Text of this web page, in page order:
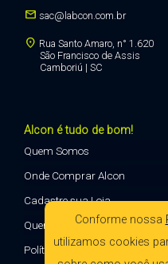
Conforme nossa
utilizamos cookies
mail sac@labcon.com.br
location_on Rua Santo Amaro, n° 1.620
São Francisco de Assis
Camboriú | SC
Alcon é tudo de bom!
Quem Somos
Onde Comprar Alcon
Cadastre sua Loja
Quero Vender Alcon
Política de Privacidade